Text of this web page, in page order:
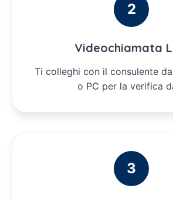
2
Videochiamata
Ti colleghi con il consulente
o PC per la verifica
3